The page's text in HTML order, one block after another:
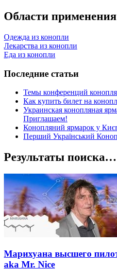
Области
Одежда из конопли
Лекарства из конопли
Еда из конопли
Последние статьи
Темы конференций
Как купить билет на
Украинская конопляная
Приглашаем!
Конопляний ярмарок у
Перший Український
Результаты поиска…
Марихуана высшего
aka Mr. Nice